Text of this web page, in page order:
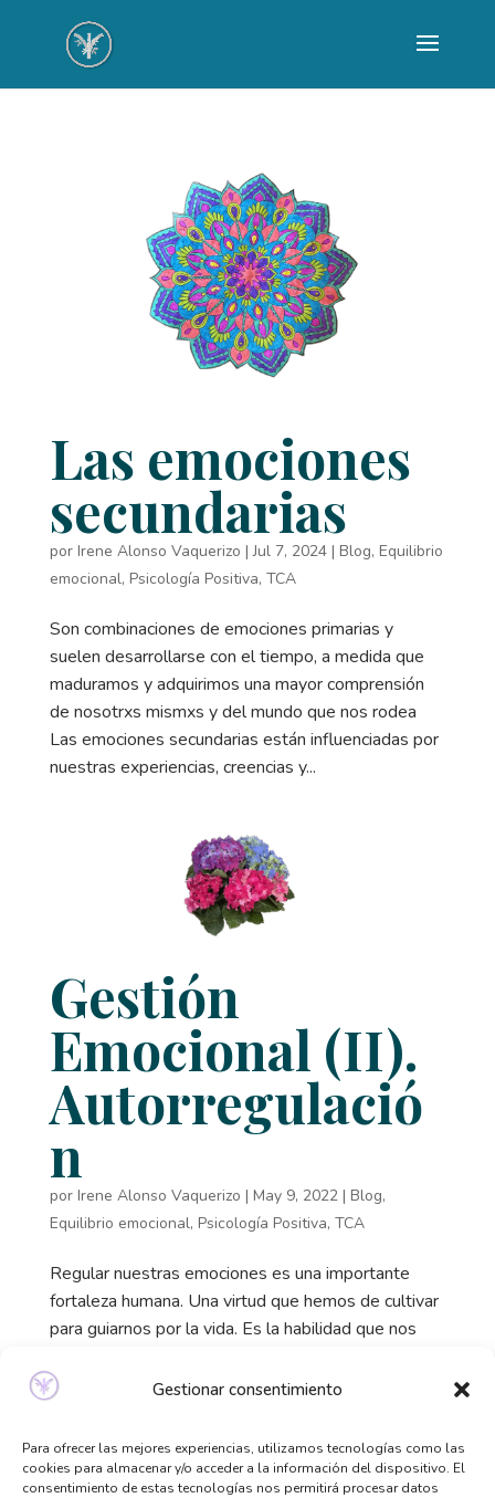
Gestionar consentimiento
Para ofrecer las mejores experiencias, utilizamos tecnologías como las
cookies para almacenar y/o acceder a la información del dispositivo. El
consentimiento de estas tecnologías nos permitirá procesar datos
Las emociones
secundarias
por Irene Alonso Vaquerizo |Jul 7, 2024| Blog, Equilibrio
emocional, Psicología Positiva, TCA
Son combinaciones de emociones primarias y
suelen desarrollarse con el tiempo, a medida que
maduramos y adquirimos una mayor comprensión
de nosotrxs mismxs y del mundo que nos rodea
Las emociones secundarias están influenciadas por
nuestras experiencias, creencias y...
Gestión
Emocional (II).
Autorregulació
n
por Irene Alonso Vaquerizo | May 9, 2022| Blog,
Equilibrio emocional, Psicología Positiva, TCA
Regular nuestras emociones es una importante
fortaleza humana. Una virtud que hemos de cultivar
para guiarnos por la vida. Es la habilidad que nos
adecuada y eficaz, facilitando así la realización de...
Buscar